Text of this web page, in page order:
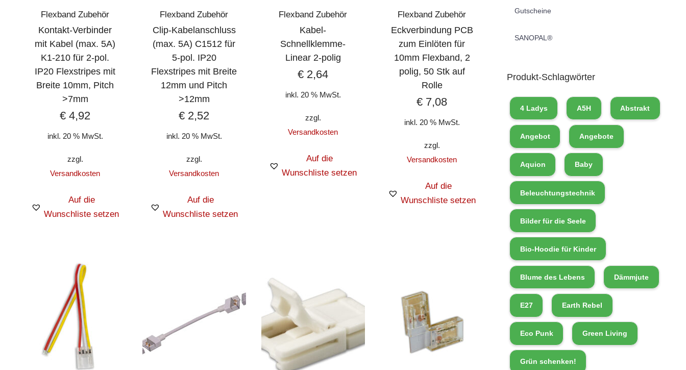
Flexband Zubehör
Kontakt-Verbinder
mit Kabel (max. 5A)
K1-210 für 2-pol.
IP20 Flexstripes mit
Breite 10mm, Pitch
>7mm
€ 4,92
inkl. 20 % MwSt.
zzgl.
Versandkosten
Auf die
Wunschliste setzen
Flexband Zubehör
Clip-Kabelanschluss
(max. 5A) C1512 für
5-pol. IP20
Flexstripes mit Breite
12mm und Pitch
>12mm
€ 2,52
inkl. 20 % MwSt.
zzgl.
Versandkosten
Auf die
Wunschliste setzen
Flexband Zubehör
Kabel-
Schnellklemme-
Linear 2-polig
€ 2,64
inkl. 20 % MwSt.
zzgl.
Versandkosten
Auf die
Wunschliste setzen
Flexband Zubehör
Eckverbindung PCB
zum Einlöten für
10mm Flexband, 2
polig, 50 Stk auf
Rolle
€ 7,08
inkl. 20 % MwSt.
zzgl.
Versandkosten
Auf die
Wunschliste setzen
Gutscheine
SANOPAL®
Produkt-Schlagwörter
4 Ladys A5H Abstrakt
Angebot Angebote
Aquion Baby
Beleuchtungstechnik
Bilder für die Seele
Bio-Hoodie für Kinder
Blume des Lebens Dämmjute
E27 Earth Rebel
Eco Punk Green Living
Grün schenken!